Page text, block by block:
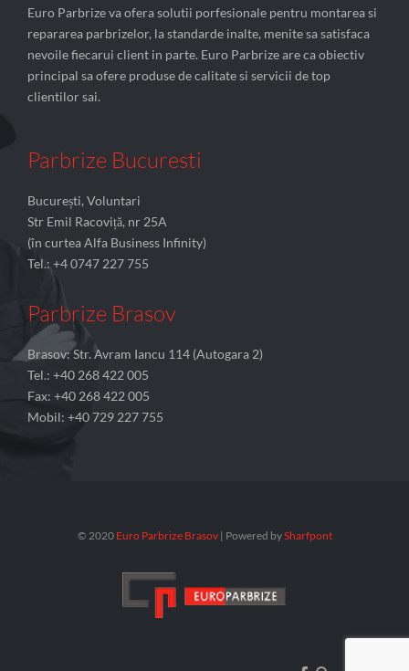
Euro Parbrize va ofera solutii porfesionale pentru montarea si
repararea parbrizelor, la standarde inalte, menite sa satisfaca
nevoile fiecarui client in parte. Euro Parbrize are ca obiectiv
principal sa ofere produse de calitate si servicii de top
clientilor sai.
Parbrize Bucuresti
București, Voluntari
Str Emil Racoviță, nr 25A
(în curtea Alfa Business Infinity)
Tel.: +4 0747 227 755
Parbrize Brasov
Brasov: Str. Avram Iancu 114 (Autogara 2)
Tel.: +40 268 422 005
Fax: +40 268 422 005
Mobil: +40 729 227 755
© 2020 Euro Parbrize Brasov | Powered bySharfpont